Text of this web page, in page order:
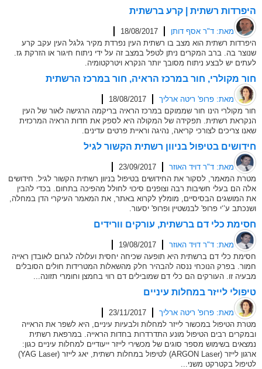
היפרדות רשתית | קרע ברשתית
מאת: ד"ר אסף דותן
18/08/2017
היפרדות רשתית הוא מצב בו רשתית העין נפרדת מקיר גלגל העין עקב קרע
שנוצר בה. ברב המקרים ניתן לטפל במצב זה על ידי ניתוח חיגור או הזרקת גז.
לעתים יש לבצע ניתוח מסובך יותר הנקרא ויטרקטומיה.
חור מקולרי, חור במרכז הראיה, חור במרכז הרשתית
מאת: פרופ' ריטה ארליך
18/08/2017
חור מקולרי הינו חור שממוקם במרכז הראיה בריקמה הרגישה לאור של העין
הנקראת רשתית. תפקידה של המקולה היא לספק את חדות הראיה המרכזית
שאנו צריכים לצורכי קריאה, נהיגה וראיית פרטים עדינים.
חידושים בטיפול בניוון רשתית הקשור לגיל
מאת: ד"ר דויד האוזר
23/09/2017
מטרת המאמר, לסקור את החידושים בטיפול בניוון רשתית הקשור לגיל. חידושים
אלה הם בעלי חשיבות רבה וצופנים סיכוי לחולל מהפיכה בתחום. בכדי להבין
את המושגים הבסיסיים, מומלץ לקרוא באתר, את המאמר העיקרי הדן במחלה,
ושנכתב ע’‘י פרופ' לבנשטיין ופרופ' יסעור.
חסימת כלי דם ברשתית, עורקים וורידים
מאת: ד"ר דויד האוזר
19/08/2017
חסימת כלי דם ברשתית היא תופעה שכיחה יחסית ועלולה לגרום לאובדן ראייה
חמור. בפרק הנוכחי ננסה להבהיר חלק מהשאלות המטרידות חולים הסובלים
מבעיה זו. העורקים הם כלי דם שמובילים דם רווי בחמצן וחומרי תזונה...
טיפולי לייזר במחלות עיניים
מאת: פרופ' ריטה ארליך
23/11/2017
מטרת הטיפול במכשור לייזר למחלות ולבעיות עיניים, היא לשפר את הראייה
ובמקרים רבים הטיפול מונע התדרדרות בחדות הראייה. במרפאת רשתית
נמצאים בשימוש מספר סוגים של מכשירי לייזר ייעודיים למחלות עיניים כגון:
ארגון לייזר (ARGON Laser) לטיפול במחלות רשתית, יאג לייזר (YAG Laser)
לטיפול בקטרקט משני...